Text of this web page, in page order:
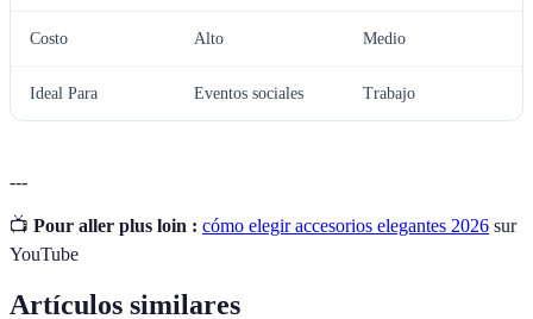
Costo Alto Medio
Ideal Para Eventos sociales Trabajo
---
📺 Pour aller plus loin : cómo elegir accesorios elegantes 2026 sur
YouTube
Artículos similares